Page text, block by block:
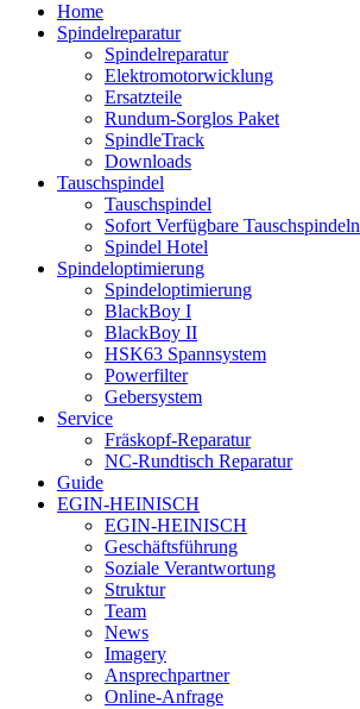
Home
Spindelreparatur
Spindelreparatur
Elektromotorwicklung
Ersatzteile
Rundum-Sorglos Paket
SpindleTrack
Downloads
Tauschspindel
Tauschspindel
Sofort Verfügbare Tauschspindeln
Spindel Hotel
Spindeloptimierung
Spindeloptimierung
BlackBoy I
BlackBoy II
HSK63 Spannsystem
Powerfilter
Gebersystem
Service
Fräskopf-Reparatur
NC-Rundtisch Reparatur
Guide
EGIN-HEINISCH
EGIN-HEINISCH
Geschäftsführung
Soziale Verantwortung
Struktur
Team
News
Imagery
Ansprechpartner
Online-Anfrage